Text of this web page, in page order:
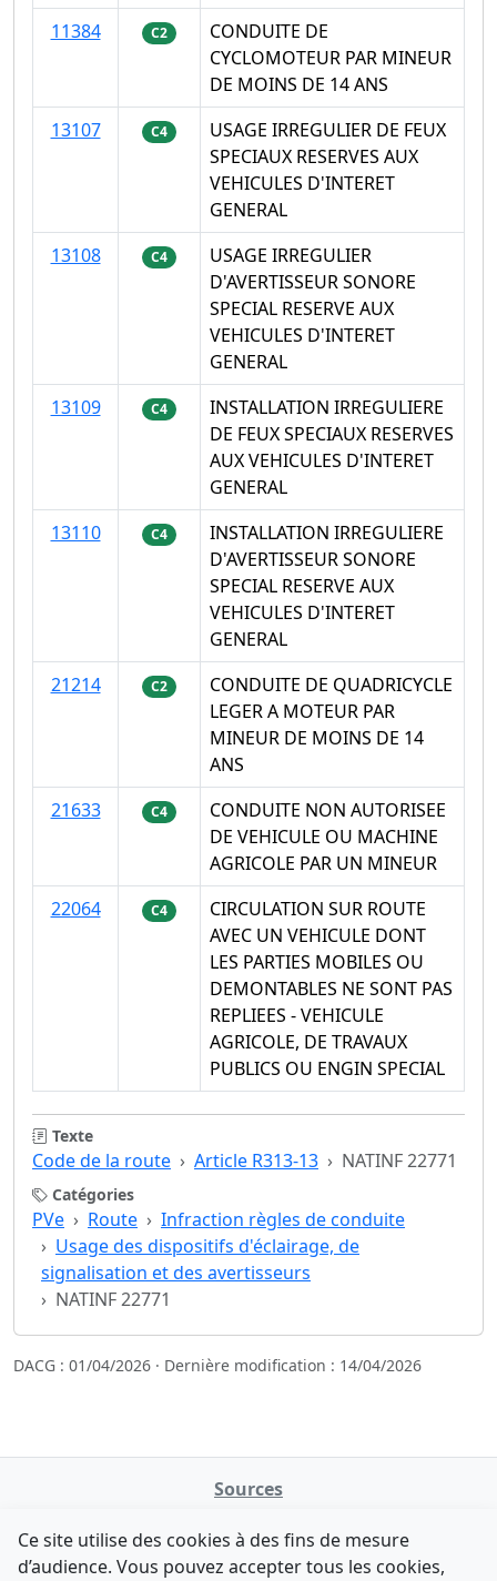
11384
C2
CONDUITE DE
CYCLOMOTEUR PAR MINEUR
DE MOINS DE 14 ANS
13107
C4
USAGE IRREGULIER DE FEUX
SPECIAUX RESERVES AUX
VEHICULES D'INTERET
GENERAL
13108
C4
USAGE IRREGULIER
D'AVERTISSEUR SONORE
SPECIAL RESERVE AUX
VEHICULES D'INTERET
GENERAL
13109
C4
INSTALLATION IRREGULIERE
DE FEUX SPECIAUX RESERVES
AUX VEHICULES D'INTERET
GENERAL
13110
C4
INSTALLATION IRREGULIERE
D'AVERTISSEUR SONORE
SPECIAL RESERVE AUX
VEHICULES D'INTERET
GENERAL
21214
C2
CONDUITE DE QUADRICYCLE
LEGER A MOTEUR PAR
MINEUR DE MOINS DE 14
ANS
21633
C4
CONDUITE NON AUTORISEE
DE VEHICULE OU MACHINE
AGRICOLE PAR UN MINEUR
22064
C4
CIRCULATION SUR ROUTE
AVEC UN VEHICULE DONT
LES PARTIES MOBILES OU
DEMONTABLES NE SONT PAS
REPLIEES - VEHICULE
AGRICOLE, DE TRAVAUX
PUBLICS OU ENGIN SPECIAL
Texte
Code de la route Article R313-13 NATINF 22771
Catégories
PVe Route
Infraction règles de conduite
Usage des dispositifs d'éclairage, de
signalisation et des avertisseurs
NATINF 22771
DACG : 01/04/2026 · Dernière modification : 14/04/2026
Sources
data.gouv.fr
Legifrance - API
Ce site utilise des cookies à des fins de mesure
d’audience. Vous pouvez accepter tous les cookies,